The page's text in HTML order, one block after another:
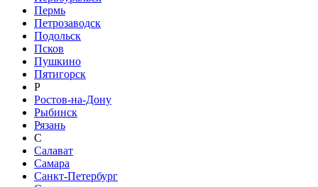
Пермь
Петрозаводск
Подольск
Псков
Пушкино
Пятигорск
Р
Ростов-на-Дону
Рыбинск
Рязань
С
Салават
Самара
Санкт-Петербург